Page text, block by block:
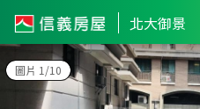
北大御景
圖片 1/10